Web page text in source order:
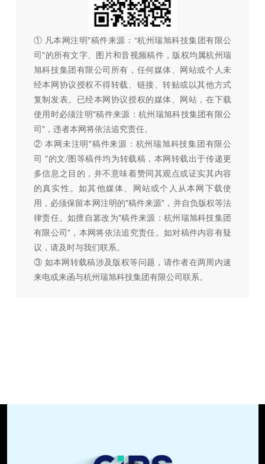
① 凡本网注明"稿件来源：“杭州瑞旭科技集团有限公
司"的所有文字、图片和音视频稿件，版权均属杭州瑞
旭科技集团有限公司所有，任何媒体、网站或个人未
经本网协议授权不得转载、链接、转贴或以其他方式
复制发表。已经本网协议授权的媒体、网站，在下载
使用时必须注明"稿件来源：杭州瑞旭科技集团有限公
司"，违者本网将依法追究责任。
② 本网未注明"稿件来源：杭州瑞旭科技集团有限公
司 "的文/图等稿件均为转载稿，本网转载出于传递更
多信息之目的，并不意味着赞同其观点或证实其内容
的真实性。如其他媒体、网站或个人从本网下载使
用，必须保留本网注明的"稿件来源"，并自负版权等法
律责任。如擅自篡改为"稿件来源：杭州瑞旭科技集团
有限公司"，本网将依法追究责任。如对稿件内容有疑
议，请及时与我们联系。
③ 如本网转载稿涉及版权等问题，请作者在两周内速
来电或来函与杭州瑞旭科技集团有限公司联系。